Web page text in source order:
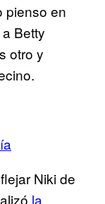
pienso en
Betty
otro y
Niki de
la